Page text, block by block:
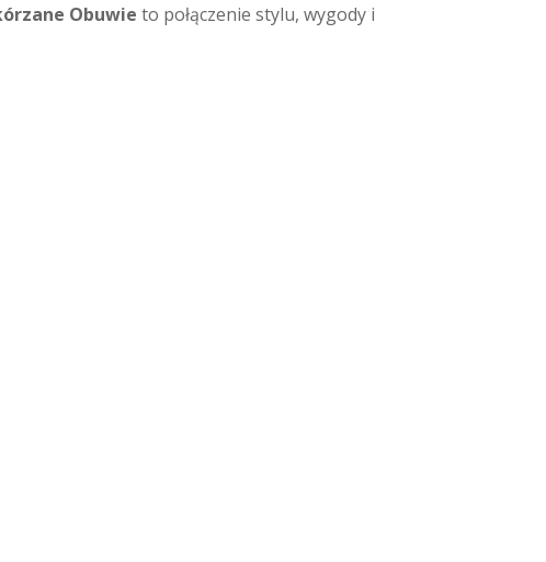
Obuwie to połączenie stylu, wygody i